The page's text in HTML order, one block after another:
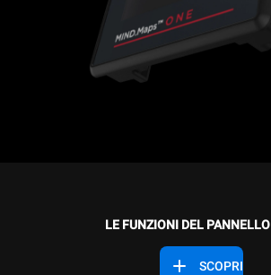
LE FUNZIONI DEL PANNELLO
SCOPRI